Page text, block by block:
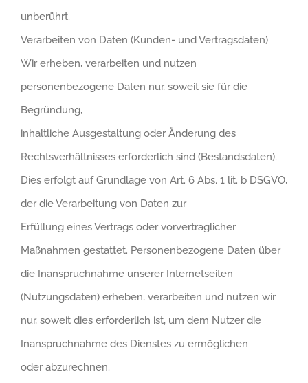
unberührt.
Verarbeiten von Daten (Kunden- und Vertragsdaten)
Wir erheben, verarbeiten und nutzen
personenbezogene Daten nur, soweit sie für die
Begründung,
inhaltliche Ausgestaltung oder Änderung des
Rechtsverhältnisses erforderlich sind (Bestandsdaten).
Dies erfolgt auf Grundlage von Art. 6 Abs. 1 lit. b DSGVO,
der die Verarbeitung von Daten zur
Erfüllung eines Vertrags oder vorvertraglicher
Maßnahmen gestattet. Personenbezogene Daten über
die Inanspruchnahme unserer Internetseiten
(Nutzungsdaten) erheben, verarbeiten und nutzen wir
nur, soweit dies erforderlich ist, um dem Nutzer die
Inanspruchnahme des Dienstes zu ermöglichen
oder abzurechnen.